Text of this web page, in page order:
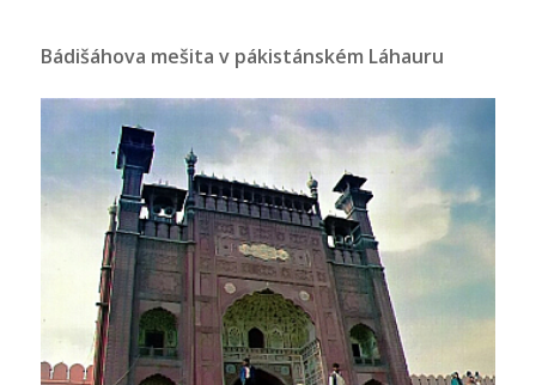
Bádišáhova mešita v pákistánském Láhauru